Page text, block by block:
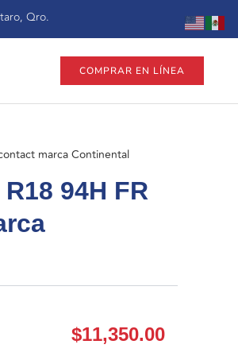
Qro.
COMPRAR EN LÍNEA
marca Continental
94H FR
$11,350.00